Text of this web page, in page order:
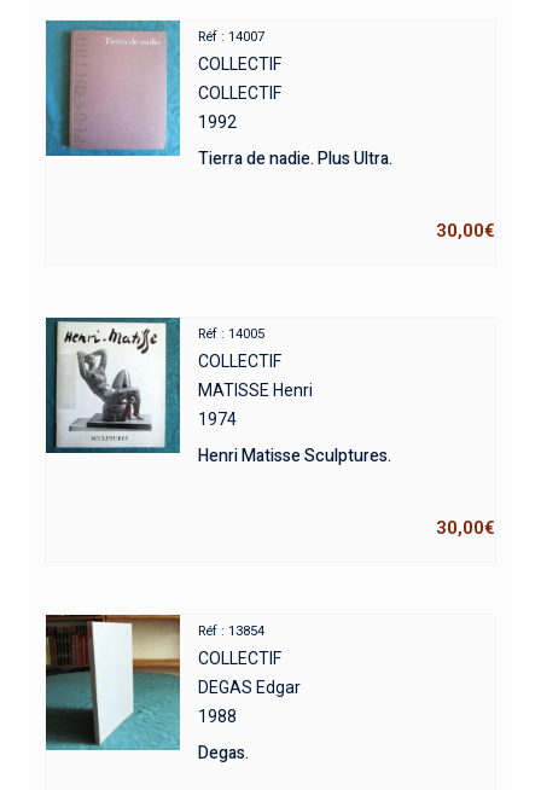
Réf : 14007
COLLECTIF
COLLECTIF
1992
Tierra de nadie. Plus Ultra.
30,00€
Réf : 14005
COLLECTIF
MATISSE Henri
1974
Henri Matisse Sculptures.
30,00€
Réf : 13854
COLLECTIF
DEGAS Edgar
1988
Degas.